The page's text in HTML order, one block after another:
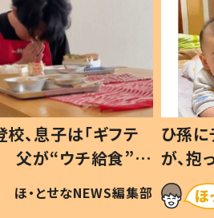
レな80歳じいじ
ると…ひ孫の反応に
た」「可愛くて仕方な
ほ・とせなNEWS編集部